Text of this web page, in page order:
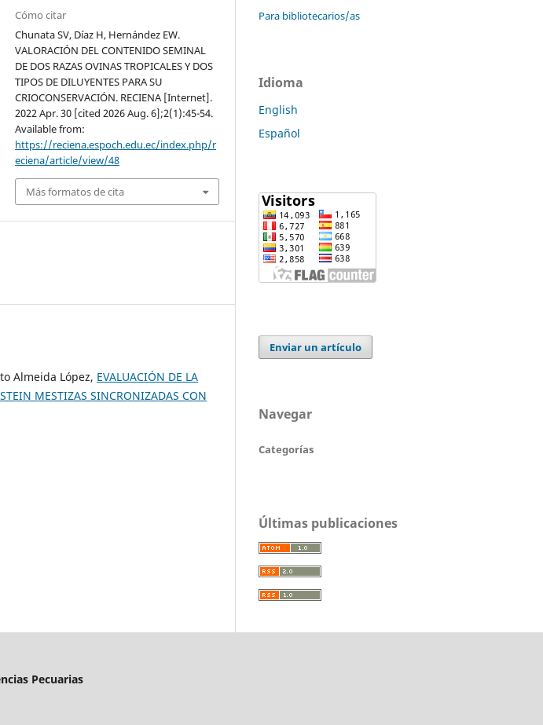
Cómo citar
Chunata SV, Díaz H, Hernández EW.
VALORACIÓN DEL CONTENIDO SEMINAL
DE DOS RAZAS OVINAS TROPICALES Y DOS
TIPOS DE DILUYENTES PARA SU
CRIOCONSERVACIÓN. RECIENA [Internet].
2022 Apr. 30 [cited 2026 Aug. 6];2(1):45-54.
Available from:
https://reciena.espoch.edu.ec/index.php/r
eciena/article/view/48
Más formatos de cita
Almeida López, EVALUACIÓN DE LA
MESTIZAS SINCRONIZADAS CON
Para bibliotecarios/as
Idioma
English
Español
Enviar un artículo
Navegar
Categorías
Últimas publicaciones
Pecuarias